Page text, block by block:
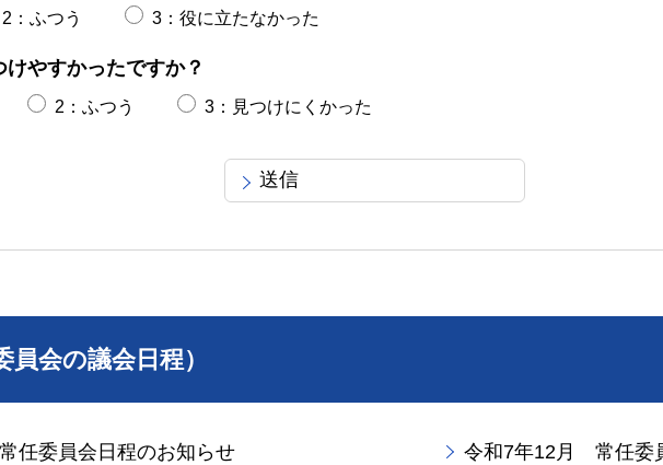
2：ふつう 3：役に立たなかった
やすかったですか？
2：ふつう 3：見つけにくかった
会の議会日程）
任委員会日程のお知らせ 令和7年12月 常任委